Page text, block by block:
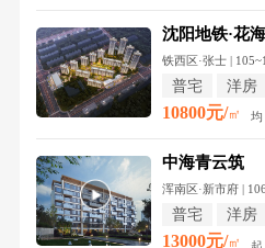
沈阳地铁·花
铁西区·张士 |
普宅 洋房
10800元/㎡ 均
中海青云筑
浑南区·新市府 |
普宅 洋房
13000元/㎡ 起